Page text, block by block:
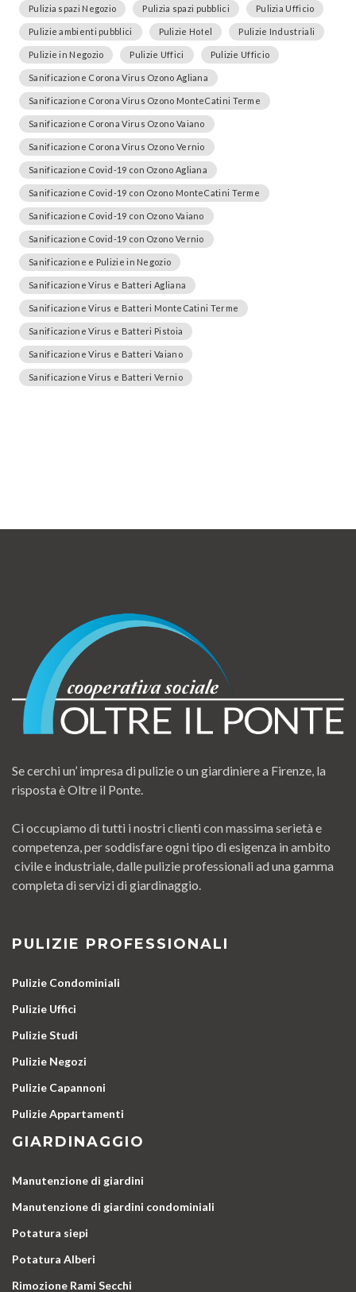
Pulizia spazi Negozio Pulizia spazi pubblici Pulizia Ufficio
Pulizie ambienti pubblici Pulizie Hotel Pulizie Industriali
Pulizie in Negozio Pulizie Uffici Pulizie Ufficio
Sanificazione Corona Virus Ozono Agliana
Sanificazione Corona Virus Ozono MonteCatini Terme
Sanificazione Corona Virus Ozono Vaiano
Sanificazione Corona Virus Ozono Vernio
Sanificazione Covid-19 con Ozono Agliana
Sanificazione Covid-19 con Ozono MonteCatini Terme
Sanificazione Covid-19 con Ozono Vaiano
Sanificazione Covid-19 con Ozono Vernio
Sanificazione e Pulizie in Negozio
Sanificazione Virus e Batteri Agliana
Sanificazione Virus e Batteri MonteCatini Terme
Sanificazione Virus e Batteri Pistoia
Sanificazione Virus e Batteri Vaiano
Sanificazione Virus e Batteri Vernio
Se cerchi un’ impresa di pulizie o un giardiniere a Firenze, la
risposta è Oltre il Ponte.
Ci occupiamo di tutti i nostri clienti con massima serietà e
competenza, per soddisfare ogni tipo di esigenza in ambito
civile e industriale, dalle pulizie professionali ad una gamma
completa di servizi di giardinaggio.
PULIZIE PROFESSIONALI
Pulizie Condominiali
Pulizie Uffici
Pulizie Studi
Pulizie Negozi
Pulizie Capannoni
Pulizie Appartamenti
GIARDINAGGIO
Manutenzione di giardini
Manutenzione di giardini condominiali
Potatura siepi
Potatura Alberi
Rimozione Rami Secchi